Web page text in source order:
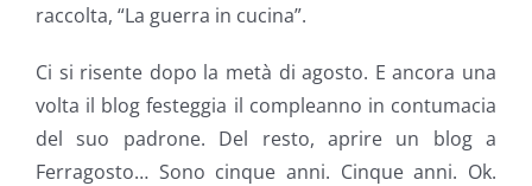
raccolta, “La guerra in cucina”.
Ci si risente dopo la metà di agosto. E ancora una
volta il blog festeggia il compleanno in contumacia
del suo padrone. Del resto, aprire un blog a
Ferragosto… Sono cinque anni. Cinque anni. Ok.